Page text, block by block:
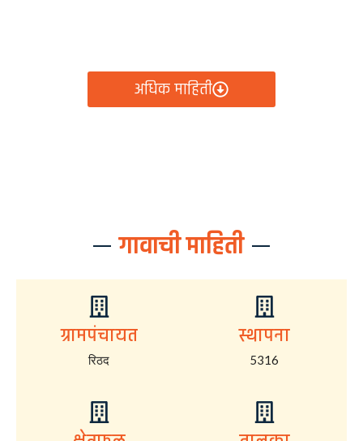
अधिक माहिती
गावाची माहिती
ग्रामपंचायत
रिठद
स्थापना
5316